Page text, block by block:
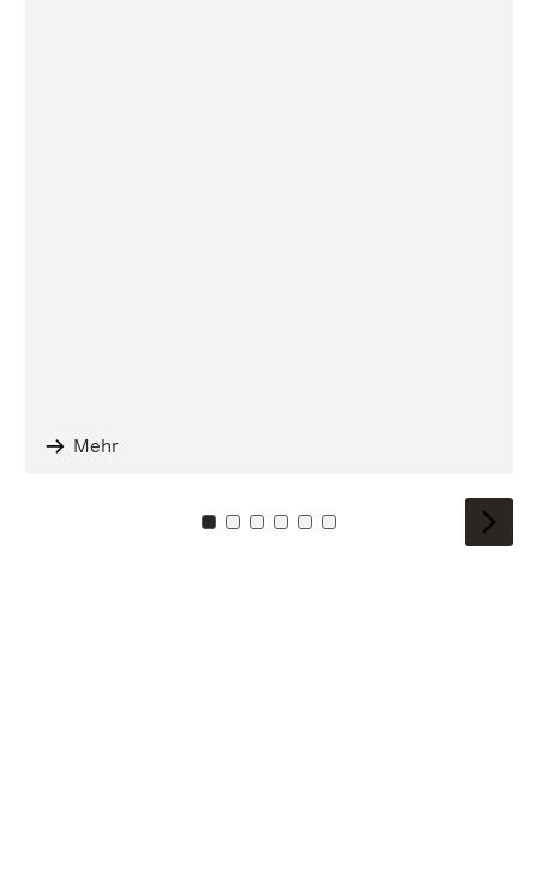
Mehr
Zu Kachel: 0
Zu Kachel: 1
Zu Kachel: 2
Zu Kachel: 3
Zu Kachel: 4
Zu Kachel: 5